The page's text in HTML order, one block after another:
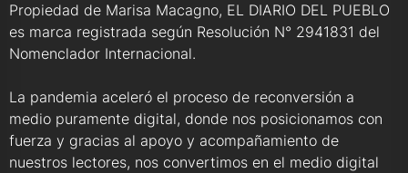
Propiedad de Marisa Macagno, EL DIARIO DEL PUEBLO
es marca registrada según Resolución N° 2941831 del
Nomenclador Internacional.
La pandemia aceleró el proceso de reconversión a
medio puramente digital, donde nos posicionamos con
fuerza y gracias al apoyo y acompañamiento de
nuestros lectores, nos convertimos en el medio digital